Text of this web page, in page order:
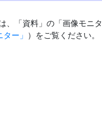
、「資料」の「画像モニタ
ター ）をご覧ください。